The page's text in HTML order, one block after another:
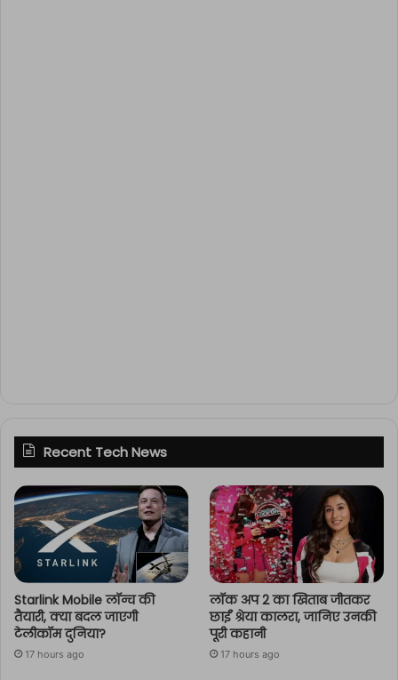
Recent Tech News
Starlink Mobile लॉन्च की
तैयारी, क्या बदल जाएगी
टेलीकॉम दुनिया?
17 hours ago
लॉक अप 2 का खिताब जीतकर
छाईं श्रेया कालरा, जानिए उनकी
पूरी कहानी
17 hours ago